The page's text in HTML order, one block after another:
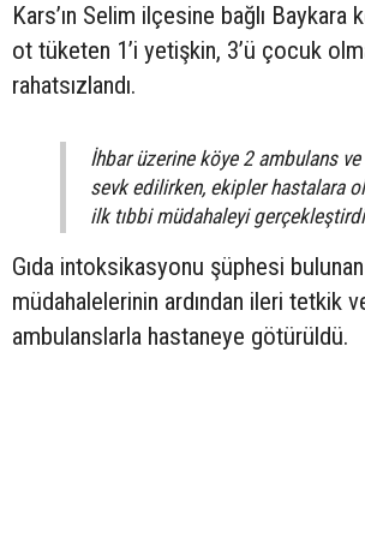
Kars’ın Selim ilçesine bağlı Baykara
ot tüketen 1’i yetişkin, 3’ü çocuk
rahatsızlandı.
İhbar üzerine köye 2 ambulans
sevk edilirken, ekipler hastalara
ilk tıbbi müdahaleyi
Gıda intoksikasyonu şüphesi
müdahalelerinin ardından ileri tetkik
ambulanslarla hastaneye götürüldü.